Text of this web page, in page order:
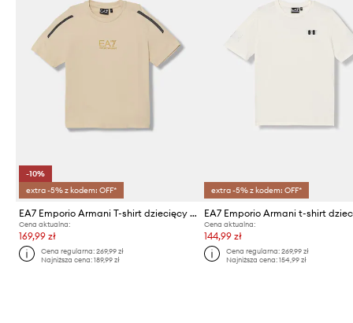
-10%
extra -5% z kodem: OFF*
EA7 Emporio Armani T-shirt dziecięcy bawełniany z elastanem
Cena aktualna:
169,99 zł
Cena regularna:269,99 zł
Najniższa cena:189,99 zł
extra -5% z kodem: OFF*
EA7 Emporio Armani t-shirt
Cena aktualna:
144,99 zł
Cena regularna: 269,99 zł
Najniższa cena: 154,99 zł